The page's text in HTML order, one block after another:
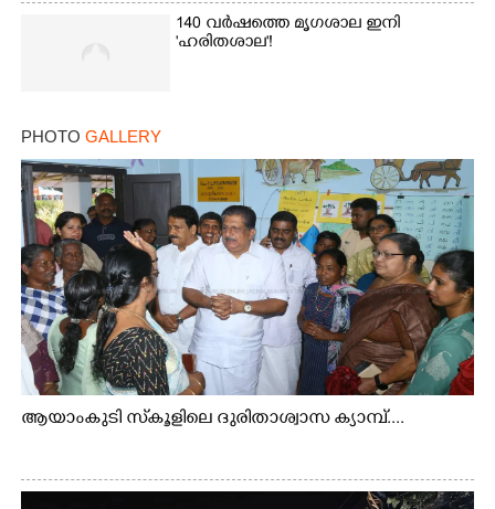
140 വർഷത്തെ മൃഗശാല ഇനി
'ഹരിതശാല'!
PHOTO GALLERY
ആയാംകുടി സ്‌കൂളിലെ ദുരിതാശ്വാസ ക്യാമ്പ്....